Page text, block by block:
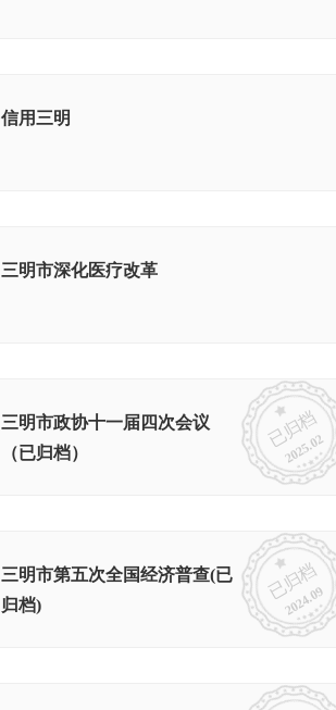
信用三明
三明市深化医疗改革
三明市政协十一届四次会议
（已归档）
已归档
2025.02
三明市第五次全国经济普查(已
归档)
已归档
2024.09